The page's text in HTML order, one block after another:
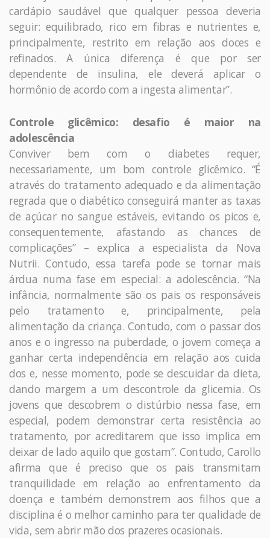
cardápio saudável que qualquer pessoa deveria
seguir: equilibrado, rico em fibras e nutrientes e,
principalmente, restrito em relação aos doces e
refinados. A única diferença é que por ser
dependente de insulina, ele deverá aplicar o
hormônio de acordo com a ingesta alimentar”.
Controle glicêmico: desafio é maior na
adolescência
Conviver bem com o diabetes requer,
necessariamente, um bom controle glicêmico. “É
através do tratamento adequado e da alimentação
regrada que o diabético conseguirá manter as taxas
de açúcar no sangue estáveis, evitando os picos e,
consequentemente, afastando as chances de
complicações” – explica a especialista da Nova
Nutrii. Contudo, essa tarefa pode se tornar mais
árdua numa fase em especial: a adolescência. “Na
infância, normalmente são os pais os responsáveis
pelo tratamento e, principalmente, pela
alimentação da criança. Contudo, com o passar dos
anos e o ingresso na puberdade, o jovem começa a
ganhar certa independência em relação aos cuida
dos e, nesse momento, pode se descuidar da dieta,
dando margem a um descontrole da glicemia. Os
jovens que descobrem o distúrbio nessa fase, em
especial, podem demonstrar certa resistência ao
tratamento, por acreditarem que isso implica em
deixar de lado aquilo que gostam”. Contudo, Carollo
afirma que é preciso que os pais transmitam
tranquilidade em relação ao enfrentamento da
doença e também demonstrem aos filhos que a
disciplina é o melhor caminho para ter qualidade de
vida, sem abrir mão dos prazeres ocasionais.